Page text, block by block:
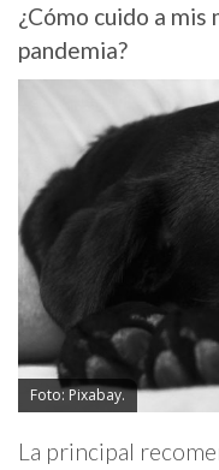
¿Cómo cuido a
pandemia?
Foto: Pixabay.
La principal